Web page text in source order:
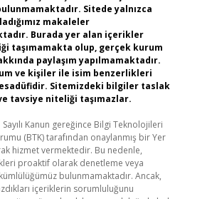
Sitede yalnızca
makaleler
Burada yer alan içerikler
taşımamakta olup, gerçek kurum
paylaşım yapılmamaktadır.
ve kişiler ile isim benzerlikleri
Sitemizdeki bilgiler taslak
tavsiye niteliği taşımazlar.
Kanun gereğince Bilgi Teknolojileri
(BTK) tarafından onaylanmış bir Yer
hizmet vermektedir. Bu nedenle,
proaktif olarak denetleme veya
bulunmamaktadır. Ancak,
içeriklerin sorumluluğunu